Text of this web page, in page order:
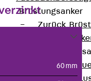
Brüstungsanker
Zurück
Zurück60 mm